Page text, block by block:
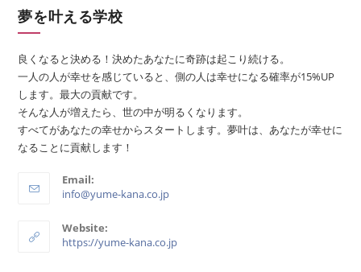
夢を叶える学校
良くなると決める！決めたあなたに奇跡は起こり続ける。
一人の人が幸せを感じていると、側の人は幸せになる確率が15%UP
します。最大の貢献です。
そんな人が増えたら、世の中が明るくなります。
すべてがあなたの幸せからスタートします。夢叶は、あなたが幸せに
なることに貢献します！
Email:
info@yume-kana.co.jp
Website:
https://yume-kana.co.jp